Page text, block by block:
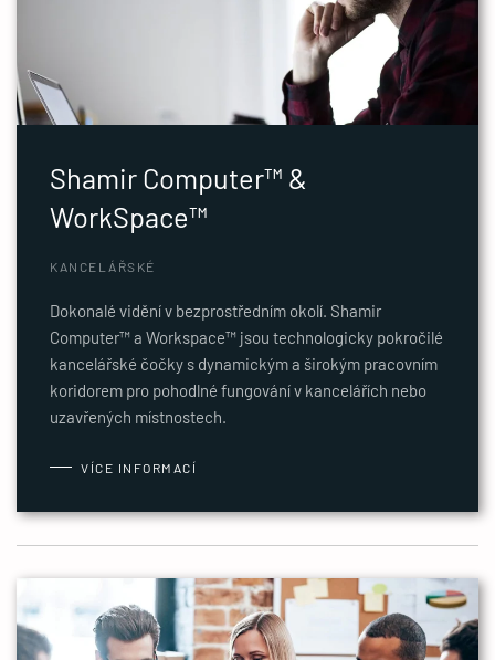
Shamir Computer™ &
WorkSpace™
KANCELÁŘSKÉ
Dokonalé vidění v bezprostředním okolí. Shamir
Computer™ a Workspace™ jsou technologicky pokročilé
kancelářské čočky s dynamickým a širokým pracovním
koridorem pro pohodlné fungování v kancelářích nebo
uzavřených místnostech.
VÍCE INFORMACÍ